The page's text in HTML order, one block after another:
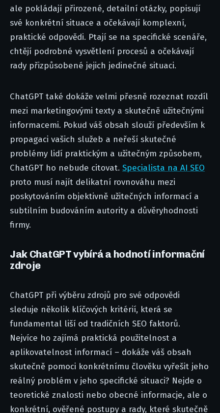
ale pokládají přirozené, detailní otázky, popisují
své konkrétní situace a očekávají komplexní,
praktické odpovědi. Ptají se na specifické scenáře,
chtějí podrobné vysvětlení procesů a očekávají
rady přizpůsobené jejich jedinečné situaci.
ChatGPT také dokáže velmi přesně rozeznat rozdíl
mezi marketingovými texty a skutečně užitečnými
informacemi. Pokud váš obsah slouží především k
propagaci vašich služeb a neřeší skutečné
problémy lidí praktickým a užitečným způsobem,
ChatGPT ho nebude citovat. Specialista na AI SEO
proto musí najít delikatní rovnováhu mezi
poskytováním objektivně užitečných informací a
subtilním budováním autority a důvěryhodnosti
firmy.
Jak ChatGPT vybírá a hodnotí informační
zdroje
ChatGPT při výběru zdrojů pro své odpovědi
sleduje několik klíčových kritérií, která se
fundamental liší od tradičních SEO faktorů.
Nejvíce ho zajímá praktická použitelnost a
aplikovatelnost informací – dokáže váš obsah
skutečně pomoci konkrétnímu člověku vyřešit jeho
reálný problém v jeho specifické situaci? Nejde o
teoretické znalosti nebo obecné informacje, ale o
konkrétní, ověřené postupy a rady, které skutečně